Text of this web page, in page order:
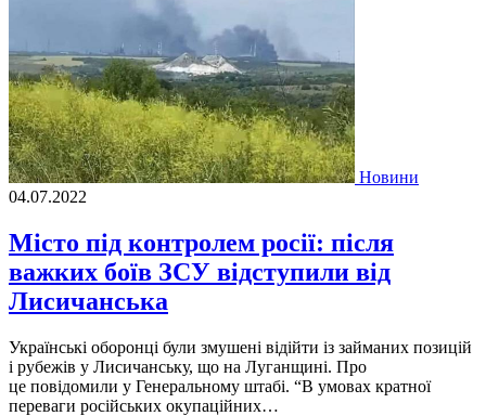
Новини
04.07.2022
Місто під контролем росії: після
важких боїв ЗСУ відступили від
Лисичанська
Українськi оборонцi були змушенi вiдiйти iз займаних позицiй
i рубежiв у Лисичанську, що на Луганщинi. Про
це повiдомили у Генеральному штабi. “В умовах кратної
переваги росiйських окупацiйних…